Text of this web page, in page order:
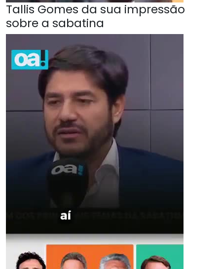
Tallis Gomes da sua impressão
sobre a sabatina